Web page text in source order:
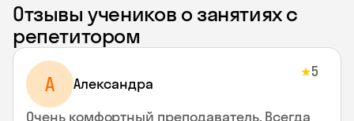
Отзывы учеников о занятиях с
репетитором
A Aлександра
★5
Очень комфортный преподаватель. Всегда